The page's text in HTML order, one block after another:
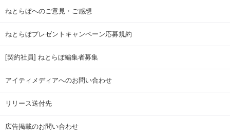
ねとらぼへのご意見・ご感想
ねとらぼプレゼントキャンペーン応募規約
[契約社員] ねとらぼ編集者募集
アイティメディアへのお問い合わせ
リリース送付先
広告掲載のお問い合わせ